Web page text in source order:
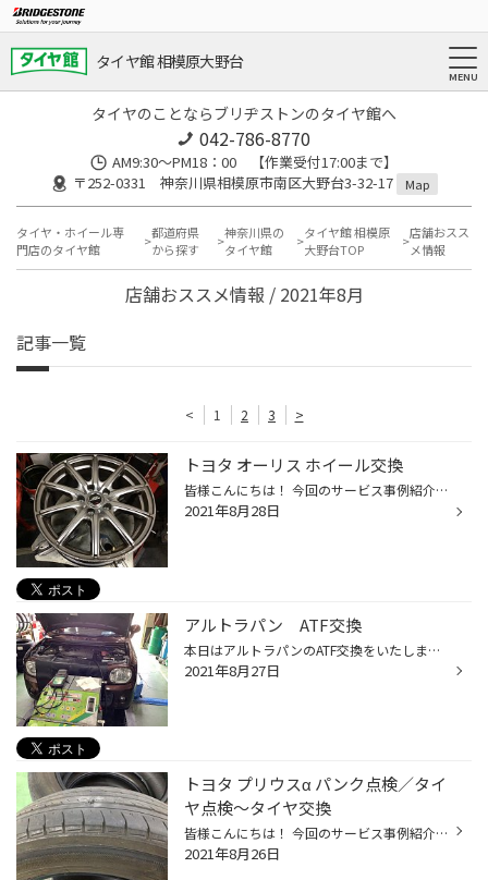
タイヤ館 相模原大野台
タイヤのことならブリヂストンのタイヤ館へ
042-786-8770
AM9:30～PM18：00 【作業受付17:00まで】
〒252-0331 神奈川県相模原市南区大野台3-32-17
Map
タイヤ・ホイール専
門店のタイヤ館
都道府県
から探す
神奈川県の
タイヤ館
タイヤ館 相模原
大野台TOP
店舗おスス
メ情報
店舗おススメ情報 / 2021年8月
記事一覧
< 1 2 3 >
トヨタ オーリス ホイール交換
皆様こんにちは！ 今回のサービス事例紹介は、 トヨタ オーリス のホイール交換となります。 今回の事例では、 走行時にホイールを打ちつけてしまった為、 同じ銘柄の新品ホイールを交換するかたちとなったケースです。 写真1: 打ちつけてしまったホイールです。リムにキズが入ってしまい、修理も検...
2021年8月28日
アルトラパン ATF交換
本日はアルトラパンのATF交換をいたしました！ 汚れがひどかったので2月から少量ずつ交換しています。 段々と綺麗になってきていますね(๑╹ω╹๑ ) 定期的に交換しましょう(๑˃̵ᴗ˂̵)
2021年8月27日
トヨタ プリウスα パンク点検／タイ
ヤ点検〜タイヤ交換
皆様こんにちは！ 今回のサービス事例紹介は、 トヨタ プリウスα のパンク点検／タイヤ点検〜タイヤ交換 となります。 写真1〜2: パンクしてしまったタイヤとタイヤに突き刺さっていたボルトです。 パンク点検などで、事例として釘や先の尖ったビスや金属は見かけるケースが多いですが、 こちらの写...
2021年8月26日